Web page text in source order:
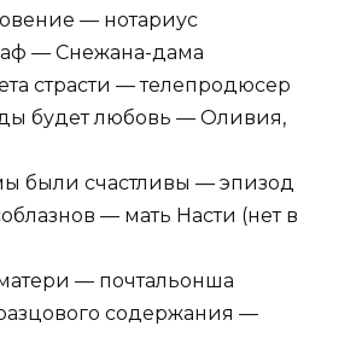
— нотариус
— Снежана-дама
страсти — телепродюсер
будет любовь — Оливия,
были счастливы — эпизод
— мать Насти (нет в
— почтальонша
содержания —